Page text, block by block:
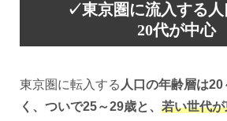
✓東京圏に流入する人
20代が中心
東京圏に転入する 人口の年齢層は
く、ついで25～29歳と、 若い世代